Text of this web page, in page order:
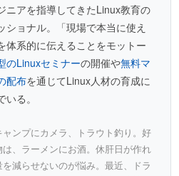
ニアを指導してきたLinux教育の
ショナル。「現場で本当に使え
体系的に伝えることをモットー
のLinuxセミナーの開催や無料マ
配布を通じてLinux人材の育成に
る。
ャンプにカメラ、トラウト釣り。好
は、ラーメンにお酒。休肝日が作れ
減らせないのが悩み。最近、ドラ